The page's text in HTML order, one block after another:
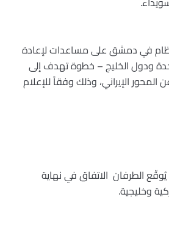
في دمشق على مساعدات لإعادة
ودول الخليج – خطوة تهدف إلى
المحور الإيراني، وذلك وفقاً للإعلام
الطرفان الاتفاق في نهاية
وخليجية.